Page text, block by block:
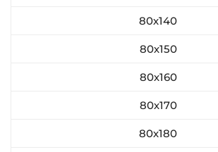
80х140
80х150
80х160
80х170
80х180